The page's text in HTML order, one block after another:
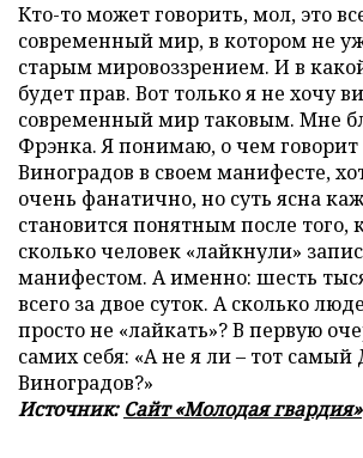
Кто-то может говорить, мол, это
современный мир, в котором не
старым мировоззрением. И в
будет прав. Вот только я не хочу
современный мир таковым. Мне
Фрэнка. Я понимаю, о чем
Виноградов в своем манифесте,
очень фанатично, но суть ясна
становится понятным после
сколько человек «лайкнули»
манифестом. А именно: шесть
всего за двое суток. А сколько
просто не «лайкать»? В первую
самих себя: «А не я ли – тот
Виноградов?»
Источник: Сайт «Молодая гвардия»